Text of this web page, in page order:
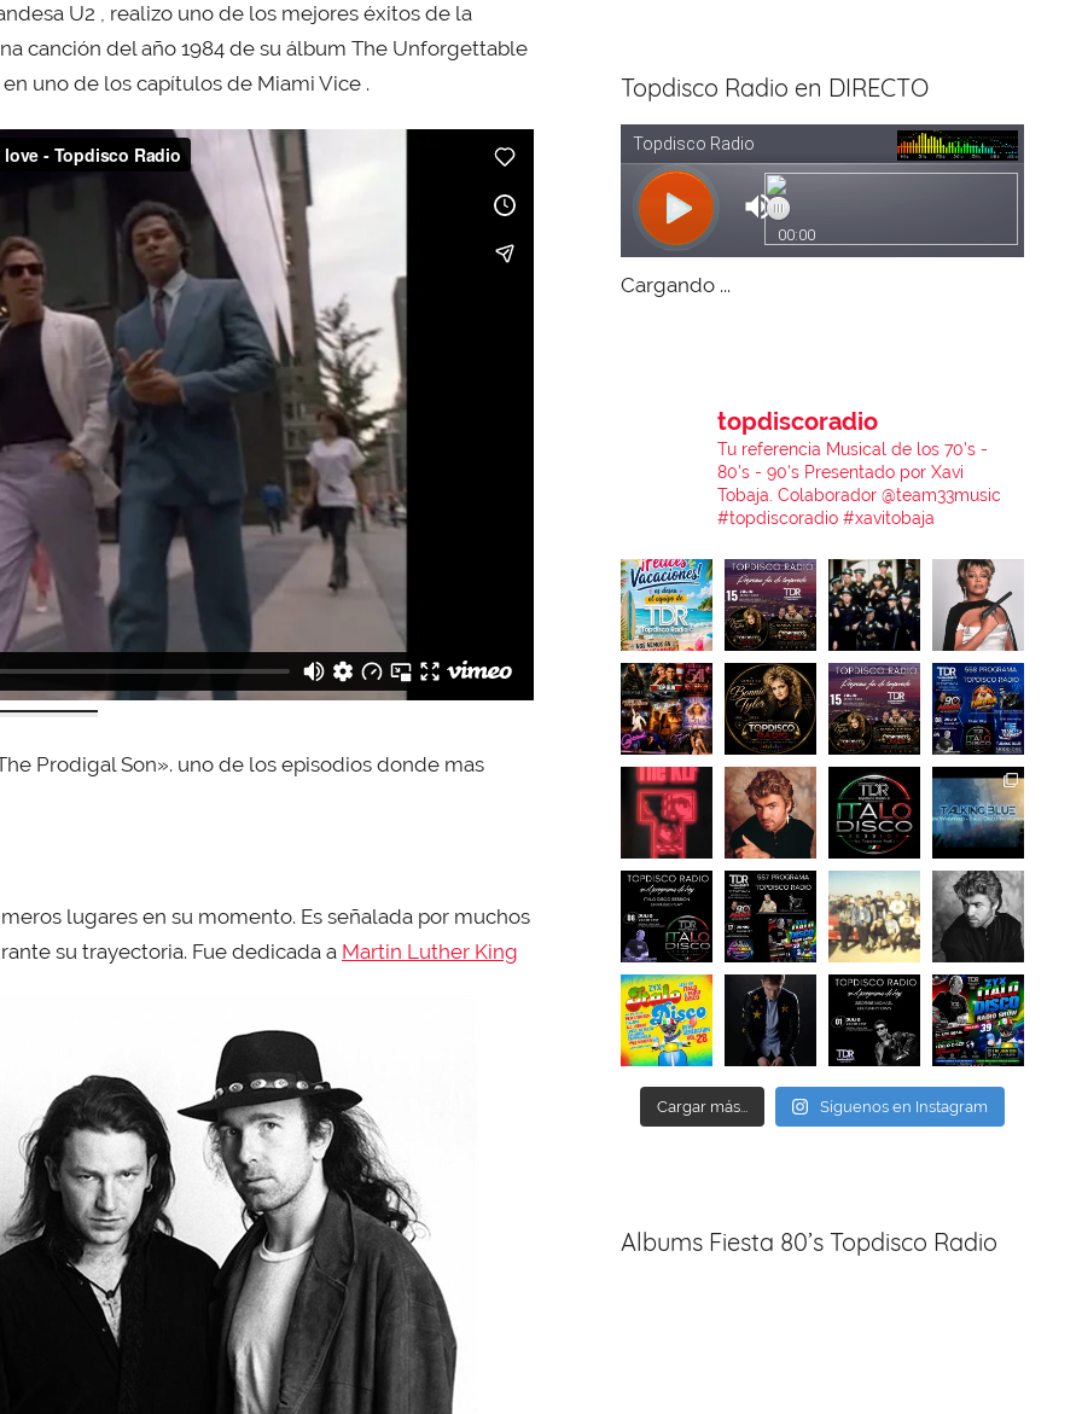
U2 , realizo uno de los mejores éxitos de la
canción del año 1984 de su álbum The Unforgettable
uno de los capítulos de Miami Vice .
Prodigal Son». uno de los episodios donde mas
lugares en su momento. Es señalada por muchos
su trayectoria. Fue dedicada a Martin Luther King
Topdisco Radio en DIRECTO
Cargando ...
topdiscoradio
Tu referencia Musical de los 70's -
80's - 90's Presentado por Xavi
Tobaja.Colaborador @team33music
#topdiscoradio #xavitobaja
Cargar más... Síguenos en Instagram
Albums Fiesta 80’s Topdisco Radio